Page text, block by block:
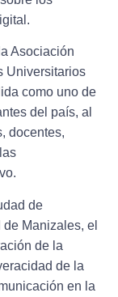
Asociación
Universitarios
como uno de
del país, al
docentes,
de
Manizales, el
de la
de la
en la